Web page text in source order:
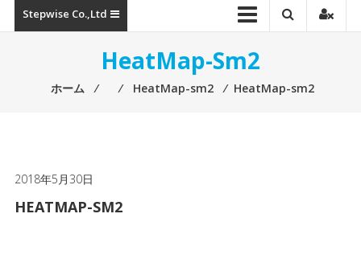
Stepwise Co.,ltd
HeatMap-Sm2
ホーム ⁄ ⁄ HeatMap-sm2 ⁄ HeatMap-sm2
2018年5月30日
HEATMAP-SM2